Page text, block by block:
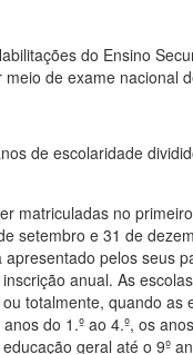
do Ensino
de exame nacional
de escolaridade
matriculadas no
setembro e 31 de
pelos seus
anual. As
totalmente, quando as
do 1.º ao 4.º, os
geral até o 9º